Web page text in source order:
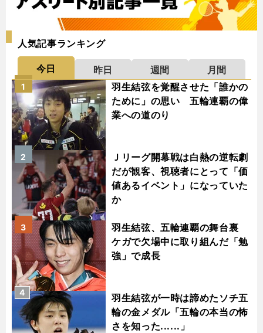
人気記事ランキング
今日 昨日 週間
月間
羽生結弦を覚醒させた「誰かの
ために」の思い 五輪連覇の偉
業への道のり
1
Ｊリーグ開幕戦は白熱の逆転劇
だが観客、視聴者にとって「価
値あるイベント」になっていた
か
2
羽生結弦、五輪連覇の舞台裏
ケガで欠場中に取り組んだ「勉
強」で成長
3
羽生結弦が一時は諦めたソチ五
輪の金メダル「五輪の本当の怖
さを知った......」
4